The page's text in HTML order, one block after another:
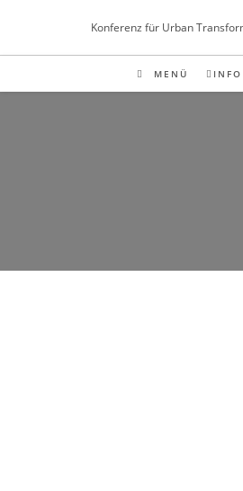
springen
Konferenz für Urban
MENÜ INFO